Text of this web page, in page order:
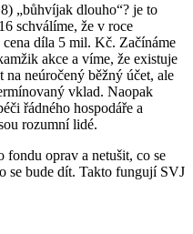
„bůhvíjak dlouho“? je to
schválíme, že v roce
cena díla 5 mil. Kč. Začínáme
akce a víme, že existuje
na neúročený běžný účet, ale
vklad. Naopak
řádného hospodáře a
rozumní lidé.
oprav a netušit, co se
se bude dít. Takto fungují SVJ